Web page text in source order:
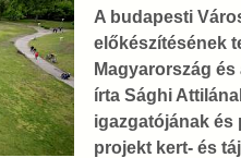
A budapesti
előkészítésének
Magyarország
írta Sághi
igazgatójának és
projekt kert- és